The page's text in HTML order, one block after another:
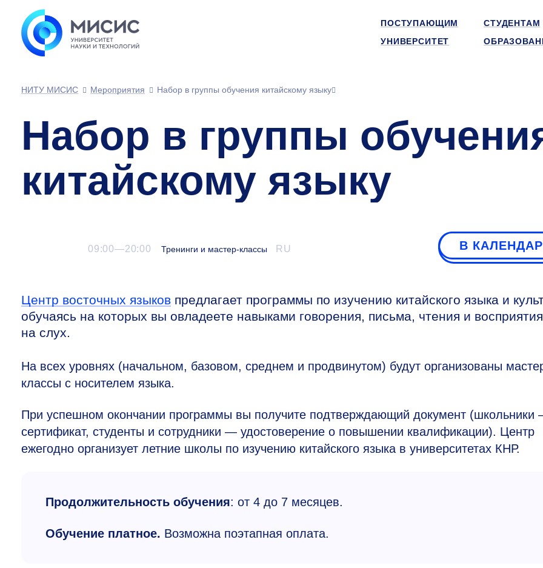
ПОСТУПАЮЩИМ СТУДЕНТАМ
УНИВЕРСИТЕТ
НИТУ МИСИС
Мероприятия Набор в группы обучения китайскому языку
Набор в группы
китайскому языку
09:00—20:00 Тренинги и мастер-классы RU В
Центр восточных языков предлагает программы по изучению китайского языка и
обучаясь на которых вы овладеете навыками говорения, письма, чтения и восприятия
на слух.
На всех уровнях (начальном, базовом, среднем и продвинутом) будут организованы
классы с носителем языка.
При успешном окончании программы вы получите подтверждающий документ (школьники
сертификат, студенты и сотрудники — удостоверение о повышении квалификации). Центр
ежегодно организует летние школы по изучению китайского языка в университетах КНР.
Продолжительность обучения: от 4 до 7 месяцев.
Обучение платное. Возможна поэтапная оплата.